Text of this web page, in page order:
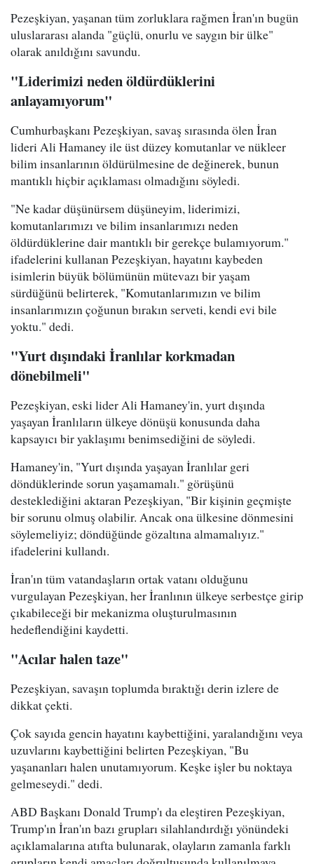
Pezeşkiyan, yaşanan tüm zorluklara rağmen İran'ın bugün
uluslararası alanda "güçlü, onurlu ve saygın bir ülke"
olarak anıldığını savundu.
"Liderimizi neden öldürdüklerini
anlayamıyorum"
Cumhurbaşkanı Pezeşkiyan, savaş sırasında ölen İran
lideri Ali Hamaney ile üst düzey komutanlar ve nükleer
bilim insanlarının öldürülmesine de değinerek, bunun
mantıklı hiçbir açıklaması olmadığını söyledi.
"Ne kadar düşünürsem düşüneyim, liderimizi,
komutanlarımızı ve bilim insanlarımızı neden
öldürdüklerine dair mantıklı bir gerekçe bulamıyorum."
ifadelerini kullanan Pezeşkiyan, hayatını kaybeden
isimlerin büyük bölümünün mütevazı bir yaşam
sürdüğünü belirterek, "Komutanlarımızın ve bilim
insanlarımızın çoğunun bırakın serveti, kendi evi bile
yoktu." dedi.
"Yurt dışındaki İranlılar korkmadan
dönebilmeli"
Pezeşkiyan, eski lider Ali Hamaney'in, yurt dışında
yaşayan İranlıların ülkeye dönüşü konusunda daha
kapsayıcı bir yaklaşımı benimsediğini de söyledi.
Hamaney'in, "Yurt dışında yaşayan İranlılar geri
döndüklerinde sorun yaşamamalı." görüşünü
desteklediğini aktaran Pezeşkiyan, "Bir kişinin geçmişte
bir sorunu olmuş olabilir. Ancak ona ülkesine dönmesini
söylemeliyiz; döndüğünde gözaltına almamalıyız."
ifadelerini kullandı.
İran'ın tüm vatandaşların ortak vatanı olduğunu
vurgulayan Pezeşkiyan, her İranlının ülkeye serbestçe girip
çıkabileceği bir mekanizma oluşturulmasının
hedeflendiğini kaydetti.
"Acılar halen taze"
Pezeşkiyan, savaşın toplumda bıraktığı derin izlere de
dikkat çekti.
Çok sayıda gencin hayatını kaybettiğini, yaralandığını veya
uzuvlarını kaybettiğini belirten Pezeşkiyan, "Bu
yaşananları halen unutamıyorum. Keşke işler bu noktaya
gelmeseydi." dedi.
ABD Başkanı Donald Trump'ı da eleştiren Pezeşkiyan,
Trump'ın İran'ın bazı grupları silahlandırdığı yönündeki
açıklamalarına atıfta bulunarak, olayların zamanla farklı